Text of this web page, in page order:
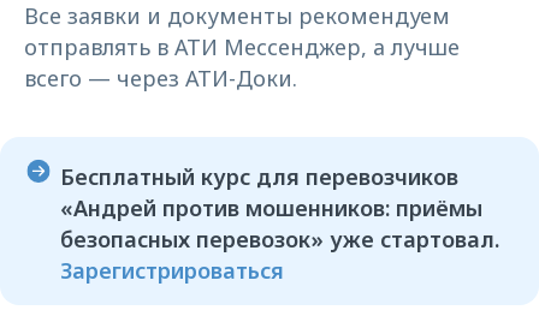
Все заявки и документы рекомендуем
отправлять в АТИ Мессенджер, а лучше
всего — через АТИ-Доки.
Бесплатный курс для перевозчиков
«Андрей против мошенников: приёмы
безопасных перевозок» уже стартовал.
Зарегистрироваться